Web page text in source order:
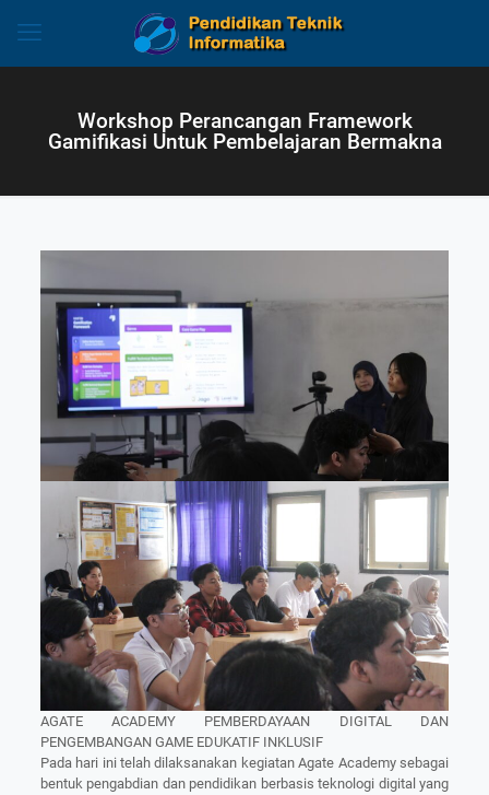
Workshop Perancangan Framework
Gamifikasi Untuk Pembelajaran Bermakna
AGATE ACADEMY PEMBERDAYAAN DIGITAL DAN
PENGEMBANGAN GAME EDUKATIF INKLUSIF
Pada hari ini telah dilaksanakan kegiatan Agate Academy sebagai
bentuk pengabdian dan pendidikan berbasis teknologi digital yang